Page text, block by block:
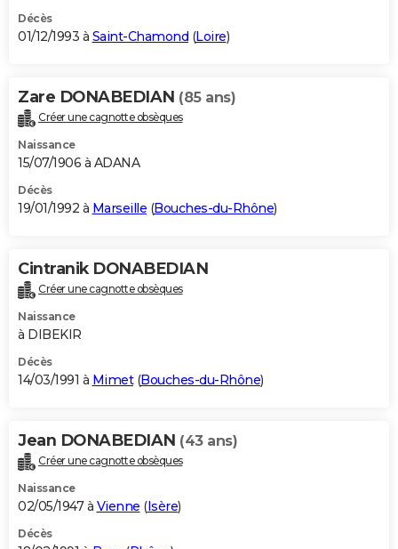
Décès
01/12/1993 à Saint-Chamond (Loire)
Zare DONABEDIAN (85 ans)
Créer une cagnotte obsèques
Naissance
15/07/1906 à ADANA
Décès
19/01/1992 à Marseille (Bouches-du-Rhône)
Cintranik DONABEDIAN
Créer une cagnotte obsèques
Naissance
à DIBEKIR
Décès
14/03/1991 à Mimet(Bouches-du-Rhône)
Jean DONABEDIAN (43 ans)
Créer une cagnotte obsèques
Naissance
02/05/1947 à Vienne (Isère)
Décès